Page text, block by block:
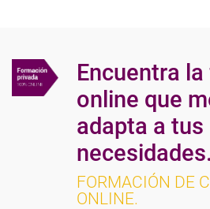
Encuentra
online que
adapta a tus
necesidades.
FORMACIÓN DE
ONLINE.